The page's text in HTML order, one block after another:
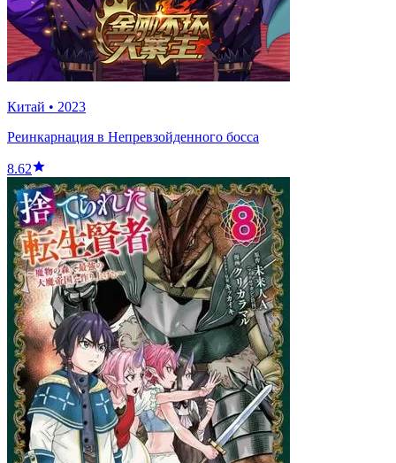
Китай • 2023
Реинкарнация в Непревзойденного босса
8.62